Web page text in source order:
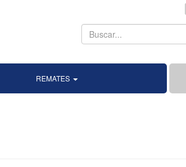
Search
Search
REMATES